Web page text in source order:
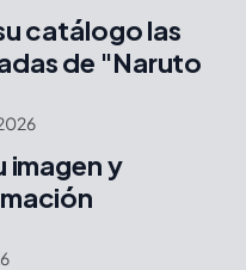
catálogo las
de "Naruto
imagen y